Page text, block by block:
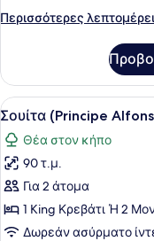
Περισσότερες
Περισσότερες
(Conde
Rudi)
Προβολή
όλων
των
φωτογραφιών
για
Σουίτα
(Principe
11
Σουίτα (Principe
Θέα στον κήπο
90 τ.μ.
Για 2 άτομα
1 King Κρεβάτι Ή 2
Δωρεάν ασύρματο